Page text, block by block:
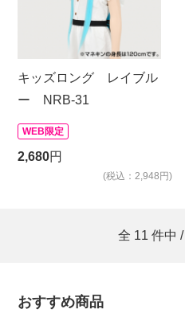
キッズロング レイブル
ー NRB-31
WEB限定
2,680円
(税込：2,948円)
全 11 件中 /
おすすめ商品